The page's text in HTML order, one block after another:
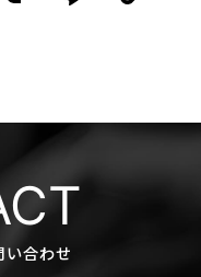
合わせ